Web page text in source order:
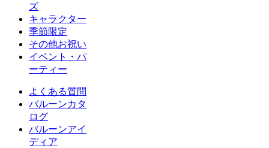
ズ
キャラクター
季節限定
その他お祝い
イベント・パ
ーティー
よくある質問
バルーンカタ
ログ
バルーンアイ
ディア